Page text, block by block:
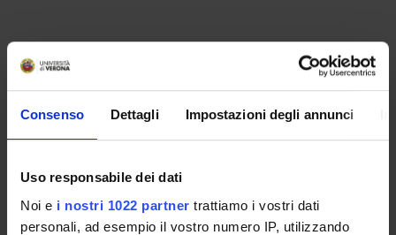
Consenso Dettagli Impostazioni degli annunci
Uso responsabile dei dati
Noi e i nostri 1022 partner trattiamo i vostri dati
personali, ad esempio il vostro numero IP, utilizzando
ORGANISATION
DEPARTMENT ADMINISTRATION OFFICES